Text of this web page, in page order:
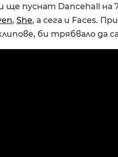
пуснат Dancehall на
, She, а сега и Faces.
би трябвало да